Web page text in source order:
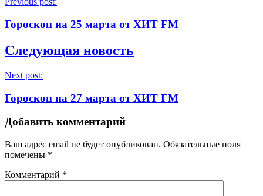
Гороскоп на 25 марта от ХИТ FM
Следующая новость
Next post:
Гороскоп на 27 марта от ХИТ FM
Добавить комментарий
Ваш адрес email не будет опубликован. Обязательные поля
помечены *
Комментарий *